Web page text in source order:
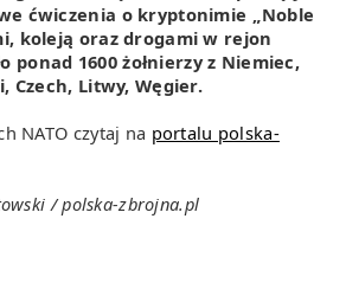
ćwiczenia o kryptonimie „Noble
koleją oraz drogami w rejon
ponad 1600 żołnierzy z Niemiec,
Czech, Litwy, Węgier.
NATO czytaj na portalu polska-
/ polska-zbrojna.pl